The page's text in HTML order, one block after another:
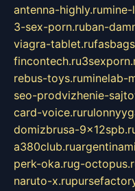
antenna-highly.ru
3-sex-porn.ruban-
viagra-tablet.ru
fincontech.ru
rebus-toys.ruminelab-
seo-prodvizhenie-
card-voice.ru
domizbrusa-
a380club.ru
perk-oka.rug-
naruto-x.ru